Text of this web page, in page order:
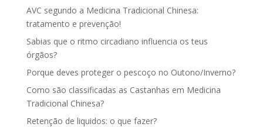
AVC segundo a Medicina Tradicional Chinesa:
tratamento e prevenção!
Sabias que o ritmo circadiano influencia os teus
órgãos?
Porque deves proteger o pescoço no Outono/Inverno?
Como são classificadas as Castanhas em Medicina
Tradicional Chinesa?
Retenção de liquidos: o que fazer?